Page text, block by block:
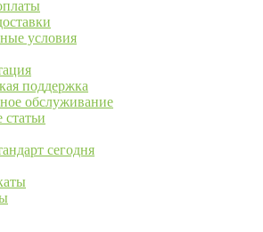
условия
поддержка
обслуживание
сегодня